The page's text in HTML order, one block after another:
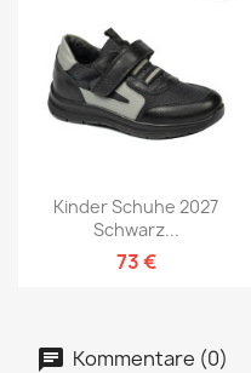
Kinder Schuhe 2027
Schwarz...
73 €
Kommentare (0)